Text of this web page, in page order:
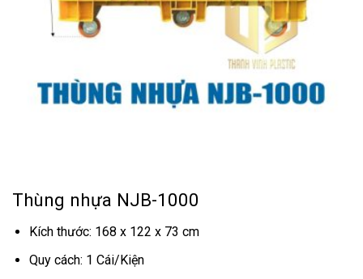
Thùng nhựa NJB-1000
Kích thước: 168 x 122 x 73 cm
Quy cách: 1 Cái/Kiện